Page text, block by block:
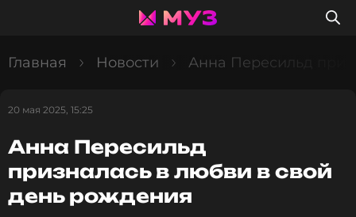
Главная Новости Анна Пересильд
20 мая 2025, 15:25
Анна Пересильд
призналась в любви в свой
день рождения